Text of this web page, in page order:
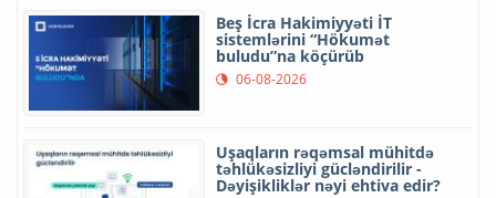
Beş İcra Hakimiyyəti İT
sistemlərini “Hökumət
buludu”na köçürüb
06-08-2026
Uşaqların rəqəmsal mühitdə
təhlükəsizliyi gücləndirilir -
Dəyişikliklər nəyi ehtiva edir?